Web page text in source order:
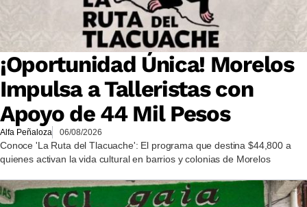
¡Oportunidad Única! Morelos
Impulsa a Talleristas con
Apoyo de 44 Mil Pesos
Alfa Peñaloza 06/08/2026
Conoce 'La Ruta del Tlacuache': El programa que destina $44,800 a
quienes activan la vida cultural en barrios y colonias de Morelos